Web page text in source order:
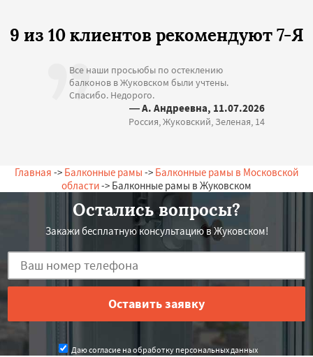
9 из 10 клиентов рекомендуют 7-Я
Все наши просьюбы по остеклению
балконов в Жуковском были учтены.
Спасибо. Недорого.
— А. Андреевна, 11.07.2026
Россия, Жуковский, Зеленая, 14
Главная -> Балконные рамы -> Балконные рамы в Московской
области-> Балконные рамы в Жуковском
Остались вопросы?
Закажи бесплатную консультацию в Жуковском!
Даю согласие на обработку персональных данных